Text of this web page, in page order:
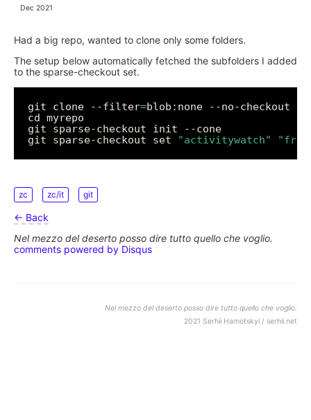
Dec 2021
Had a big repo, wanted to clone only some folders.
The setup below automatically fetched the subfolders I added
to the sparse-checkout set.
git clone --filter=
git sparse-checkout set
"activitywatch"
zc zc/it git
← Back
Nel mezzo del deserto posso dire tutto quello che voglio.
comments powered by Disqus
Nel mezzo del deserto posso dire tutto quello che voglio.
2021 Serhii Hamotskyi / serhii.net